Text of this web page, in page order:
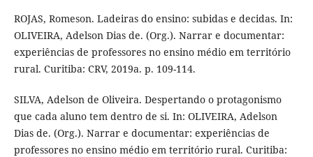
ROJAS, Romeson. Ladeiras do ensino: subidas e decidas. In:
OLIVEIRA, Adelson Dias de. (Org.). Narrar e documentar:
experiências de professores no ensino médio em território
rural. Curitiba: CRV, 2019a. p. 109-114.
SILVA, Adelson de Oliveira. Despertando o protagonismo
que cada aluno tem dentro de si. In: OLIVEIRA, Adelson
Dias de. (Org.). Narrar e documentar: experiências de
professores no ensino médio em território rural. Curitiba: